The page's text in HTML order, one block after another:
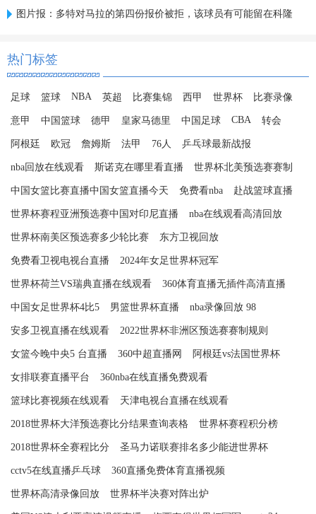
图片报：多特对马拉的第四份报价被拒，该球员有可能留在科隆
热门标签
足球 篮球 NBA 英超 比赛集锦 西甲 世界杯 比赛录像
意甲 中国篮球 德甲 皇家马德里 中国足球 CBA 转会
阿根廷 欧冠 詹姆斯 法甲 76人 乒乓球最新战报
nba回放在线观看 斯诺克在哪里看直播 世界杯北美预选赛赛制
中国女篮比赛直播中国女篮直播今天 免费看nba 赴战篮球直播
世界杯赛程亚洲预选赛中国对印尼直播 nba在线观看高清回放
世界杯南美区预选赛多少轮比赛 东方卫视回放
免费看卫视电视台直播 2024年女足世界杯冠军
世界杯荷兰VS瑞典直播在线观看 360体育直播无插件高清直播
中国女足世界杯4比5 男篮世界杯直播 nba录像回放 98
安多卫视直播在线观看 2022世界杯非洲区预选赛赛制规则
女篮今晚中央5 台直播 360中超直播网 阿根廷vs法国世界杯
女排联赛直播平台 360nba在线直播免费观看
篮球比赛视频在线观看 天津电视台直播在线观看
2018世界杯大洋预选赛比分结果查询表格 世界杯赛程积分榜
2018世界杯全赛程比分 圣马力诺联赛排名多少能进世界杯
cctv5在线直播乒乓球 360直播免费体育直播视频
世界杯高清录像回放 世界杯半决赛对阵出炉